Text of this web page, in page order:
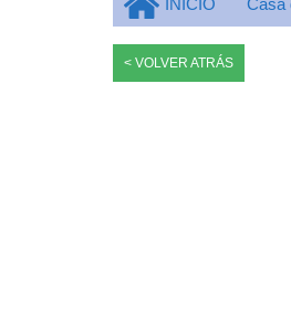
INICIO Casa
< VOLVER ATRÁS